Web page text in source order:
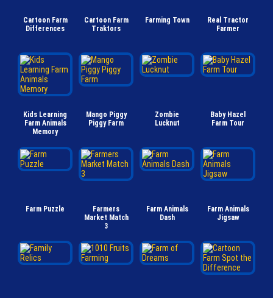
Cartoon Farm
Differences
Cartoon Farm
Traktors
Farming Town
Real Tractor
Farmer
Kids Learning
Farm Animals
Memory
Mango Piggy
Piggy Farm
Zombie
Lucknut
Baby Hazel
Farm Tour
Farm Puzzle
Farmers
Market Match
3
Farm Animals
Dash
Farm Animals
Jigsaw